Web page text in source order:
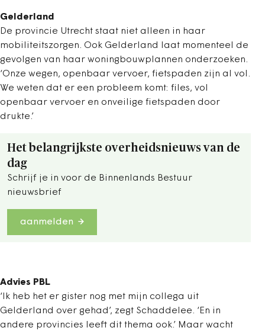
Gelderland
De provincie Utrecht staat niet alleen in haar
mobiliteitszorgen. Ook Gelderland laat momenteel de
gevolgen van haar woningbouwplannen onderzoeken.
‘Onze wegen, openbaar vervoer, fietspaden zijn al vol.
We weten dat er een probleem komt: files, vol
openbaar vervoer en onveilige fietspaden door
drukte.’
Het belangrijkste overheidsnieuws van de
dag
Schrijf je in voor de Binnenlands Bestuur
nieuwsbrief
aanmelden
Advies PBL
‘Ik heb het er gister nog met mijn collega uit
Gelderland over gehad’, zegt Schaddelee. ‘En in
andere provincies leeft dit thema ook.’ Maar wacht